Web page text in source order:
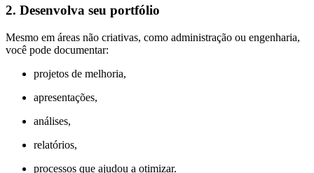
2. Desenvolva seu portfólio
Mesmo em áreas não criativas, como administração ou engenharia,
você pode documentar:
projetos de melhoria,
apresentações,
análises,
relatórios,
processos que ajudou a otimizar.